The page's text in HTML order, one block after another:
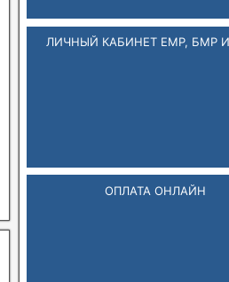
ЛИЧНЫЙ КАБИНЕТ ЕМР, БМР
ОПЛАТА ОНЛАЙН